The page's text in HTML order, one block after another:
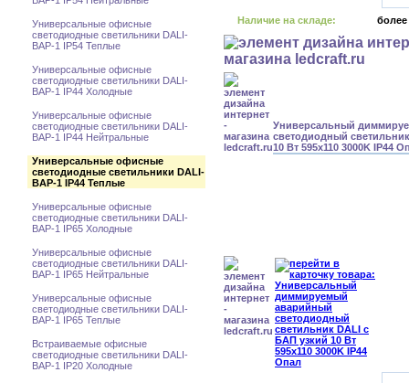
Универсальные офисные
светодиодные светильники DALI-
BAP-1 IP54 Теплые
Универсальные офисные
светодиодные светильники DALI-
BAP-1 IP44 Холодные
Универсальные офисные
светодиодные светильники DALI-
BAP-1 IP44 Нейтральные
Универсальные офисные
светодиодные светильники DALI-
BAP-1 IP44 Теплые
Универсальные офисные
светодиодные светильники DALI-
BAP-1 IP65 Холодные
Универсальные офисные
светодиодные светильники DALI-
BAP-1 IP65 Нейтральные
Универсальные офисные
светодиодные светильники DALI-
BAP-1 IP65 Теплые
Встраиваемые офисные
светодиодные светильники DALI-
BAP-1 IP20 Холодные
Наличие на складе: более
Универсальный
светодиодный
10 Вт 595x110 3000K IP44